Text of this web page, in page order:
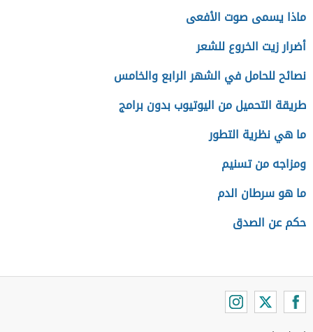
ماذا يسمى صوت الأفعى
أضرار زيت الخروع للشعر
نصائح للحامل في الشهر الرابع والخامس
طريقة التحميل من اليوتيوب بدون برامج
ما هي نظرية التطور
ومزاجه من تسنيم
ما هو سرطان الدم
حكم عن الصدق